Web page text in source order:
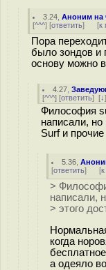
3.24 ,Аноним на
[^^^] [ответить] [к
Пора
было зондов и
основу можно
4.27 ,
[^^^] [ответить] [↓
Философия
написали, но
Surf и
5.36 ,
[ответить] [
>
написали,
> этого
когда
а одеяло